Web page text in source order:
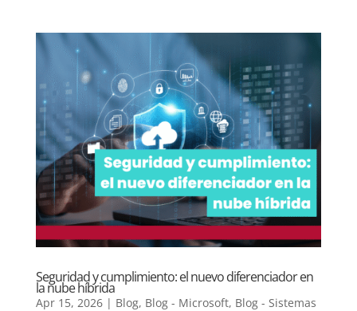
Seguridad y cumplimiento: el nuevo diferenciador en
la nube híbrida
Apr 15, 2026| Blog, Blog - Microsoft, Blog - Sistemas